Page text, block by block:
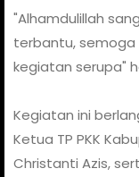
"Alhamdulillah
terbantu, semoga
kegiatan serupa"
Kegiatan ini
Ketua TP PKK
Christanti Azis,